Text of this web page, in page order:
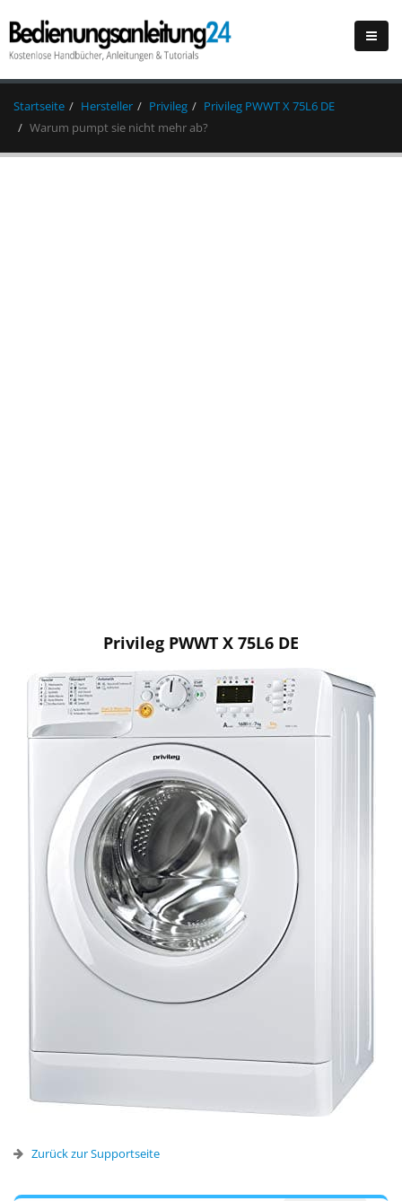
Startseite Hersteller Privileg
Privileg PWWT X 75L6 DE
Warum pumpt sie nicht mehr ab?
Privileg PWWT X 75L6 DE
Zurück zur Supportseite